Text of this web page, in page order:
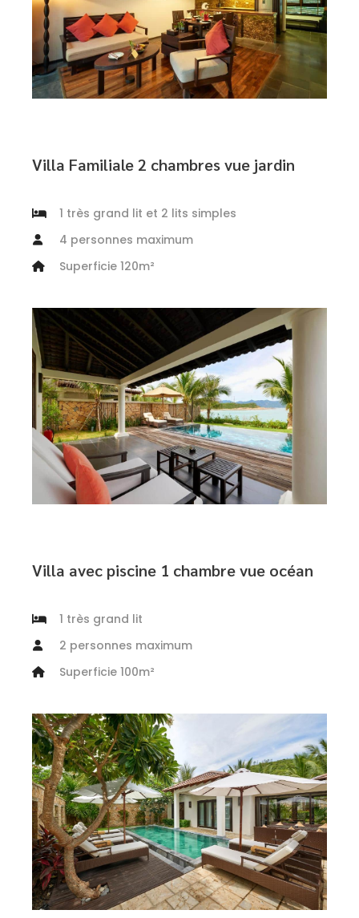
Villa Familiale 2 chambres vue jardin
1 très grand lit et 2 lits simples
4 personnes maximum
Superficie 120m²
Villa avec piscine 1 chambre vue océan
1 très grand lit
2 personnes maximum
Superficie 100m²